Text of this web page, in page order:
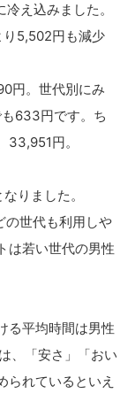
え込みました。
5,502円も減少
円。世代別にみ
633円です。ち
33,951円。
りました。
の世代も利用しや
は若い世代の男性
る平均時間は男性
、「安さ」「おい
られているといえ